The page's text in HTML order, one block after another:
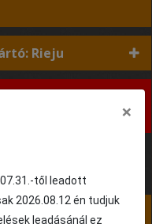
Rieju
a
×
től leadott
2026.08.12 én tudjuk
leadásánál ez